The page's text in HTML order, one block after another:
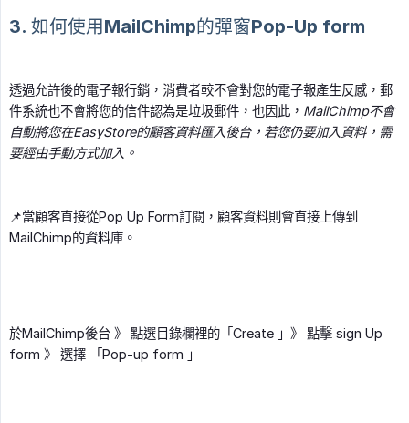
3. 如何使用MailChimp的彈窗Pop-Up form
透過允許後的電子報行銷，消費者較不會對您的電子報產生反感，郵
件系統也不會將您的信件認為是垃圾郵件，也因此， MailChimp不會
自動將您在EasyStore的顧客資料匯入後台，若您仍要加入資料，需
要經由手動方式加入。
📌當顧客直接從Pop Up Form訂閱，顧客資料則會直接上傳到
MailChimp的資料庫。
於MailChimp後台 》 點選目錄欄裡的「Create 」》 點擊 sign Up
form 》 選擇 「Pop-up form 」